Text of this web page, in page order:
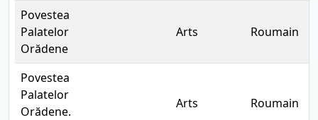
Povestea
Palatelor
Orădene
Arts Roumain
Povestea
Palatelor
Orădene.
Arts Roumain